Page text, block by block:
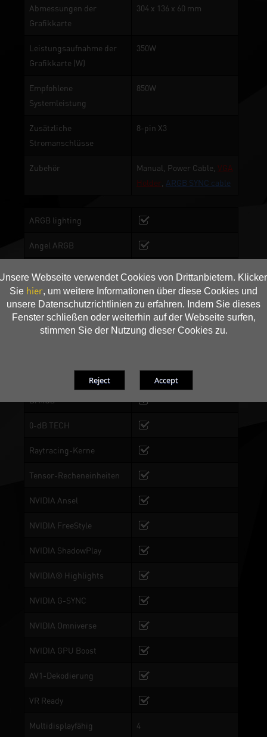
Webseite verwendet Cookies von Drittanbietern.
Sie hier, um weitere Informationen über diese Cookies und
unsere Datenschutzrichtlinien zu erfahren. Indem Sie dieses
Fenster schließen oder weiterhin auf der Webseite surfen,
stimmen Sie der Nutzung dieser Cookies zu.
Abmessungen der
Grafikkarte
304 x 136 x 60 mm
Leistungsaufnahme der
Grafikkarte (W)
350W
Empfohlene
Systemleistung
850W
Zusätzliche
Stromanschlüsse
8-pin X3
Zubehör Manual, Power Cable, VGA
Holder ARGB SYNC cable
ARGB lighting
Angel ARGB
Lüftungsklingen
2-Ball Bearing
Copper Base
DrMOS
0-dB TECH
Raytracing-Kerne
Tensor-Recheneinheiten
NVIDIA Ansel
NVIDIA FreeStyle
NVIDIA ShadowPlay
NVIDIA® Highlights
NVIDIA G-SYNC
NVIDIA Omniverse
NVIDIA GPU Boost
AV1-Dekodierung
VR Ready
Multidisplayfähig 4